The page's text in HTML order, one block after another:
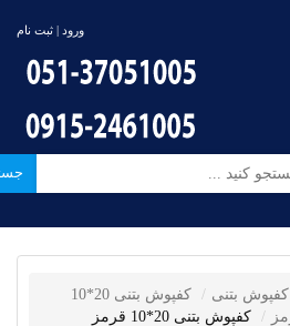
ورود | ثبت نام
کفپوش بتنی
کفپوش بتنی 20*10
کفپوش بتنی 20*10 قرمز